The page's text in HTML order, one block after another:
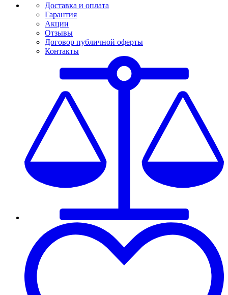
Доставка и оплата
Гарантия
Акции
Отзывы
Договор публичной оферты
Контакты